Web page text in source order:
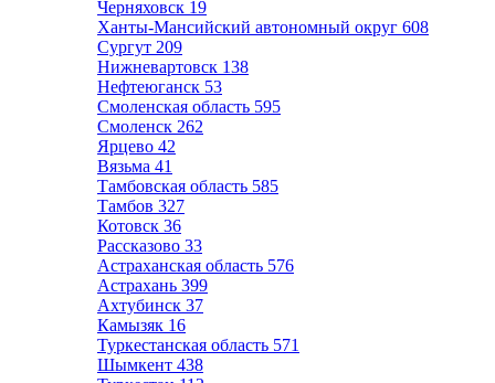
Черняховск 19
Ханты-Мансийский автономный округ 608
Сургут 209
Нижневартовск 138
Нефтеюганск 53
Смоленская область 595
Смоленск 262
Ярцево 42
Вязьма 41
Тамбовская область 585
Тамбов 327
Котовск 36
Рассказово 33
Астраханская область 576
Астрахань 399
Ахтубинск 37
Камызяк 16
Туркестанская область 571
Шымкент 438